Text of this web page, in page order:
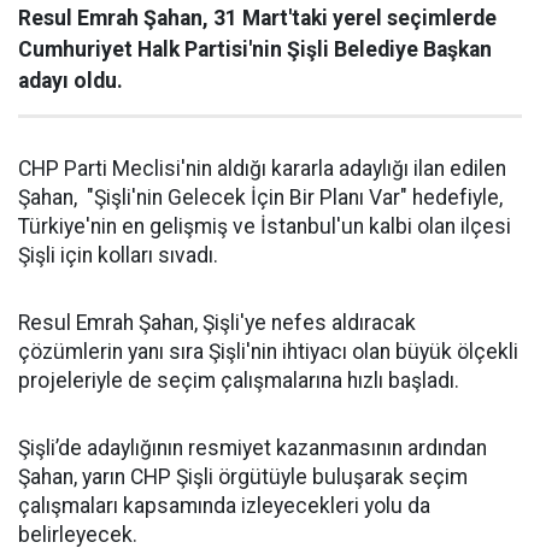
Resul Emrah Şahan, 31 Mart'taki yerel seçimlerde
Cumhuriyet Halk Partisi'nin Şişli Belediye Başkan
adayı oldu.
CHP Parti Meclisi'nin aldığı kararla adaylığı ilan edilen
Şahan, "Şişli'nin Gelecek İçin Bir Planı Var" hedefiyle,
Türkiye'nin en gelişmiş ve İstanbul'un kalbi olan ilçesi
Şişli için kolları sıvadı.
Resul Emrah Şahan, Şişli'ye nefes aldıracak
çözümlerin yanı sıra Şişli'nin ihtiyacı olan büyük ölçekli
projeleriyle de seçim çalışmalarına hızlı başladı.
Şişli’de adaylığının resmiyet kazanmasının ardından
Şahan, yarın CHP Şişli örgütüyle buluşarak seçim
çalışmaları kapsamında izleyecekleri yolu da
belirleyecek.